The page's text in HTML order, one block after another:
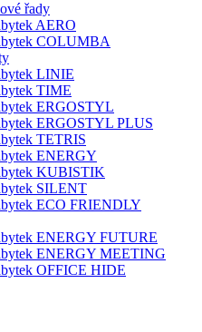
řady
AERO
COLUMBA
LINIE
TIME
ERGOSTYL
ERGOSTYL PLUS
TETRIS
ENERGY
KUBISTIK
SILENT
ECO FRIENDLY
ENERGY FUTURE
ENERGY MEETING
OFFICE HIDE